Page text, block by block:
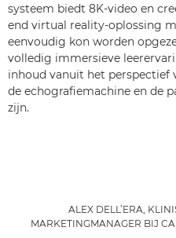
systeem biedt 8K-video en
end virtual reality-oplossing
eenvoudig kon worden
volledig immersieve
inhoud vanuit het perspectief
de echografiemachine en de
zijn.
ALEX DELL’ERA,
MARKETINGMANAGER BIJ